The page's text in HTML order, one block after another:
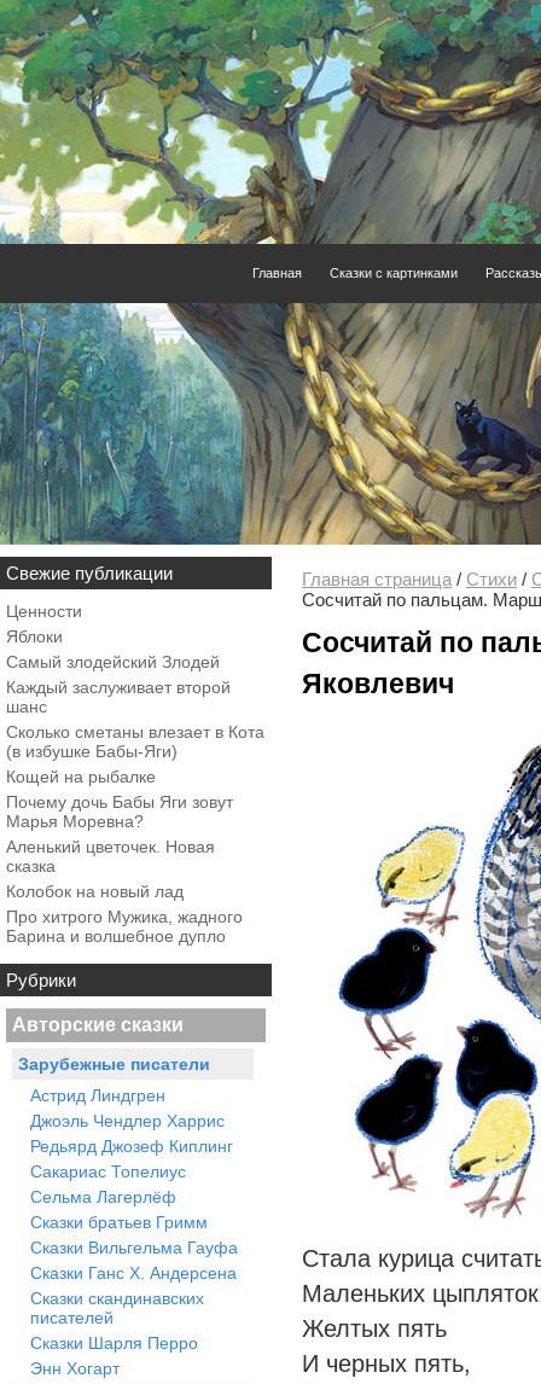
Главная Сказки с картинками
Свежие публикации
Ценности
Яблоки
Самый злодейский Злодей
Каждый заслуживает второй
шанс
Сколько сметаны влезает в Кота
(в избушке Бабы-Яги)
Кощей на рыбалке
Почему дочь Бабы Яги зовут
Марья Моревна?
Аленький цветочек. Новая
сказка
Колобок на новый лад
Про хитрого Мужика, жадного
Барина и волшебное дупло
Рубрики
Авторские сказки
Зарубежные писатели
Астрид Линдгрен
Джоэль Чендлер Харрис
Редьярд Джозеф Киплинг
Сакариас Топелиус
Сельма Лагерлёф
Сказки братьев Гримм
Сказки Вильгельма Гауфа
Сказки Ганс Х. Андерсена
Сказки скандинавских
писателей
Сказки Шарля Перро
Энн Хогарт
Главная страница / Стихи /
Сосчитай по пальцам.
Сосчитай по
Яковлевич
Стала курица
Маленьких
Желтых пять
И черных пять,